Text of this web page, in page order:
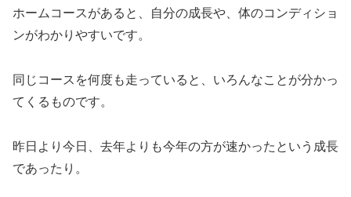
ホームコースがあると、自分の成長や、体のコンディショ
ンがわかりやすいです。
同じコースを何度も走っていると、いろんなことが分かっ
てくるものです。
昨日より今日、去年よりも今年の方が速かったという成長
であったり。